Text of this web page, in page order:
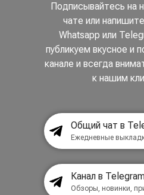
Подписывайтесь на
чате или
Whatsapp или
публикуем вкусное и
канале и всегда
к нашим
Общий чат в
Ежедневные
Канал в
Обзоры, новинки,